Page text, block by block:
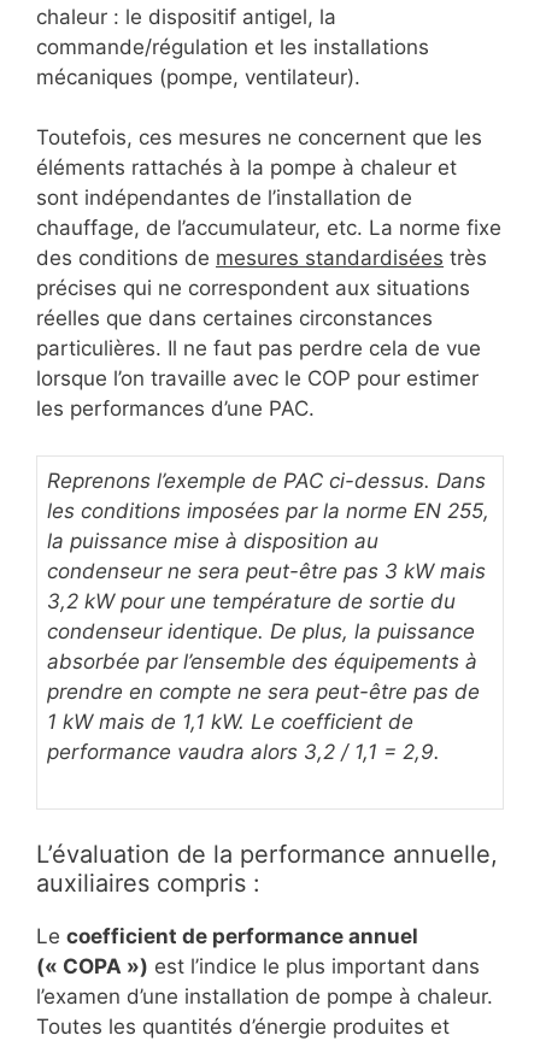
chaleur : le dispositif antigel, la
commande/régulation et les installations
mécaniques (pompe, ventilateur).
Toutefois, ces mesures ne concernent que les
éléments rattachés à la pompe à chaleur et
sont indépendantes de l’installation de
chauffage, de l’accumulateur, etc. La norme fixe
des conditions de mesures standardisées très
précises qui ne correspondent aux situations
réelles que dans certaines circonstances
particulières. Il ne faut pas perdre cela de vue
lorsque l’on travaille avec le COP pour estimer
les performances d’une PAC.
Reprenons l’exemple de PAC ci-dessus. Dans
les conditions imposées par la norme EN 255,
la puissance mise à disposition au
condenseur ne sera peut-être pas 3 kW mais
3,2 kW pour une température de sortie du
condenseur identique. De plus, la puissance
absorbée par l’ensemble des équipements à
prendre en compte ne sera peut-être pas de
1 kW mais de 1,1 kW. Le coefficient de
performance vaudra alors 3,2 / 1,1 = 2,9.
L’évaluation de la performance annuelle,
auxiliaires compris :
Le coefficient de performance annuel
(« COPA ») est l’indice le plus important dans
l’examen d’une installation de pompe à chaleur.
Toutes les quantités d’énergie produites et